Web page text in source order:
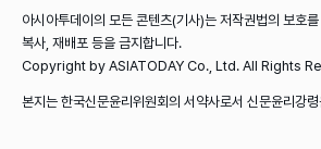
아시아투데이의 모든 콘텐츠(기사)는 저작권법의 보호
복사, 재배포 등을 금지합니다.
Copyright by ASIATODAY Co., Ltd. All Rights
본지는 한국신문윤리위원회의 서약사로서 신문윤리강